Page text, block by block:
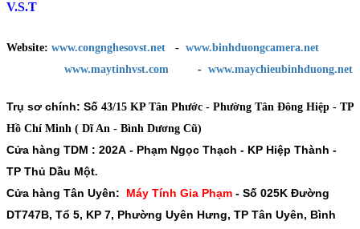
V.S.T
Website: www.congnghesovst.net - www.binhduongcamera.net
www.maytinhvst.com
- www.maychieubinhduong.net
Trụ sơ chính: Số 43/15 KP Tân Phước - Phường Tân Đông Hiệp - TP
Hồ Chí Minh ( Dĩ An - Bình Dương Cũ)
Cửa hàng TDM : 202A - Phạm Ngọc Thạch - KP Hiệp Thành -
TP Thủ Dầu Một.
Cửa hàng Tân Uyên: Máy Tính Gia Phạm - Số 025K Đường
DT747B, Tổ 5, KP 7, Phường Uyên Hưng, TP Tân Uyên, Bình